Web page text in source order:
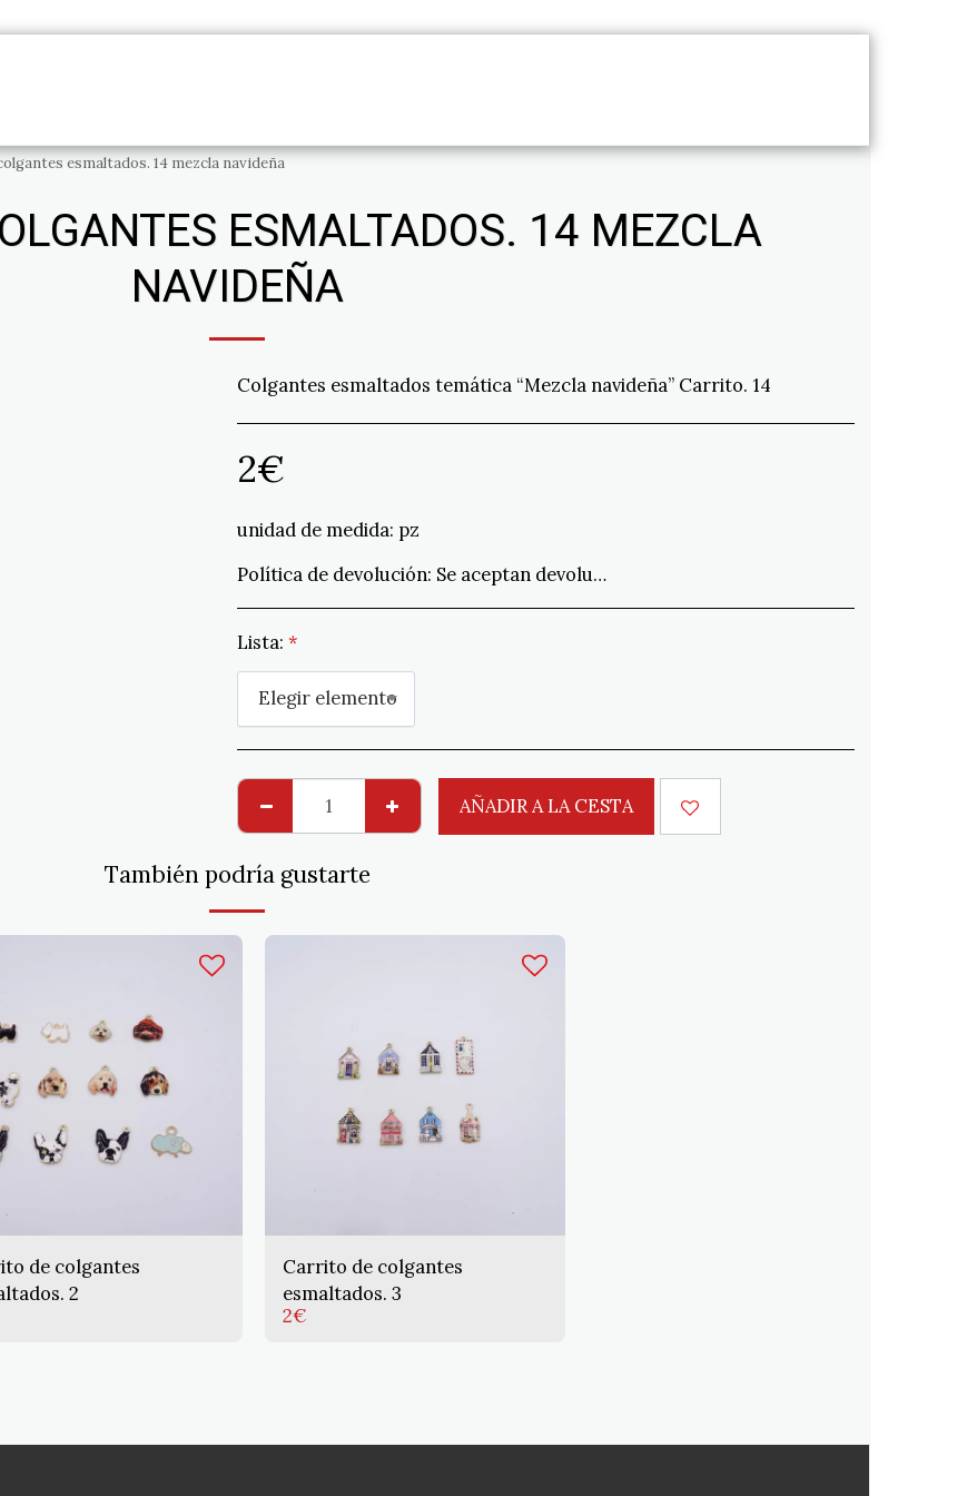
esmaltados. 14 mezcla navideña
ESMALTADOS. 14 MEZCLA
NAVIDEÑA
Colgantes esmaltados temática “Mezcla navideña” Carrito. 14
2€
unidad de medida: pz
Política de devolución: Se aceptan devoluciones que no cumplan con el pedido en un plazo de 15 días. Envío a cargo del cliente
Lista: *
Elegir elemento
AÑADIR A LA CESTA
También podría gustarte
de colgantes
2
Carrito de colgantes
esmaltados. 3
2€